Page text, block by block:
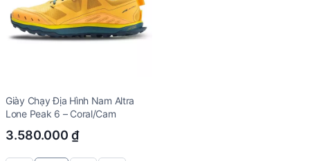
Giày Chạy Địa Hình Nam Altra
Lone Peak 6 – Coral/Cam
3.580.000 ₫